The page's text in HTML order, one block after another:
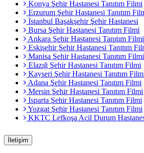
Konya Şehir Hastanesi Tanıtım Filmi
Erzurum Şehir Hastanesi Tanıtım
İstanbul Başakşehir Şehir Hastanesi
Bursa Şehir Hastanesi Tanıtım Filmi
Ankara Şehir Hastanesi Tanıtım Filmi
Eskişehir Şehir Hastanesi Tanıtım
Manisa Şehir Hastanesi Tanıtım Filmi
Elazığ Şehir Hastanesi Tanıtım Filmi
Kayseri Şehir Hastanesi Tanıtım
Adana Şehir Hastanesi Tanıtım Filmi
Mersin Şehir Hastanesi Tanıtım Filmi
Isparta Şehir Hastanesi Tanıtım Filmi
Yozgat Şehir Hastanesi Tanıtım Filmi
KKTC Lefkoşa Acil Durum
İletişim